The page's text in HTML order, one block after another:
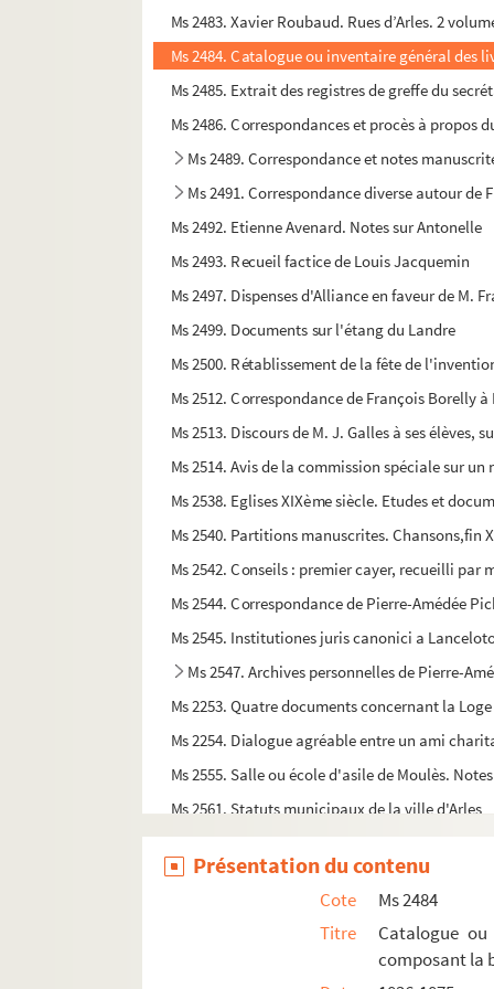
Ms 2483. Xavier Roubaud. Rues d’Arles. 2
Ms 2484. Catalogue ou inventaire général des
Ms 2485. Extrait des registres de greffe du
Ms 2486. Correspondances et procès à propos
Ms 2489. Correspondance et notes
Ms 2491. Correspondance diverse autour
Ms 2492. Etienne Avenard. Notes sur Antonelle
Ms 2493. Recueil factice de Louis Jacquemin
Ms 2497. Dispenses d'Alliance en faveur de M.
Ms 2499. Documents sur l'étang du Landre
Ms 2500. Rétablissement de la fête de
Ms 2512. Correspondance de François Borelly
Ms 2513. Discours de M. J. Galles à ses
Ms 2514. Avis de la commission spéciale sur
Ms 2538. Eglises XIXème siècle. Etudes et
Ms 2540. Partitions manuscrites. Chansons,fin
Ms 2542. Conseils : premier cayer, recueilli
Ms 2544. Correspondance de Pierre-Amédée
Ms 2545. Institutiones juris canonici a
Ms 2547. Archives personnelles de Pierre-
Ms 2253. Quatre documents concernant la
Ms 2254. Dialogue agréable entre un ami
Ms 2555. Salle ou école d'asile de Moulès.
Ms 2561. Statuts municipaux de la ville d'Arles
Ms 2564. Pro egregio et nobili viro Anthonio
Ms 2705. Le Petit Office de la Vierge.
Ms 2707. Lettre de Fassin aîné relative au
Ms 2826. Catalogue occitan par Edmond
Présentation du contenu
Cote
Ms 2484
Titre
Catalogue
composant la